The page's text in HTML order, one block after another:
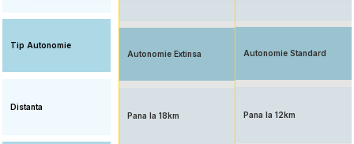
Tip Autonomie
Distanta
Autonomie Extinsa
Pana la 18km
Autonomie Standard
Pana la 12km